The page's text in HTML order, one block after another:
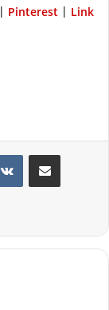
Pinterest
Link